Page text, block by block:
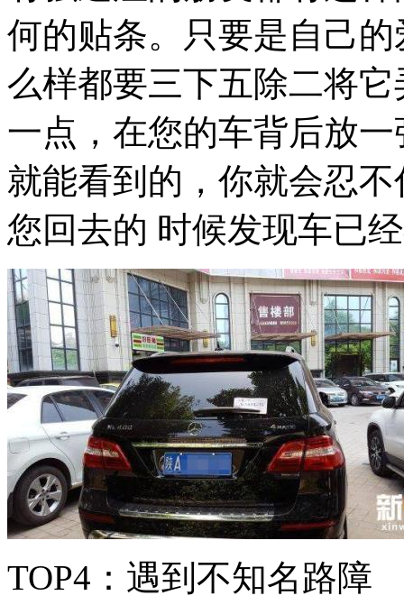
何的贴条。只要是自己
么样都要三下五除二将
一点，在您的车背后放
就能看到的，你就会忍
您回去的 时候发现车已
TOP4：遇到不知名路障